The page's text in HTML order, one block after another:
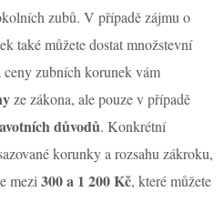
zubů. V případě zájmu o
také můžete dostat množstevní
zubních korunek vám
ze zákona, ale pouze v případě
důvodů. Konkrétní
korunky a rozsahu zákroku,
mezi 300 a 1 200 Kč, které můžete